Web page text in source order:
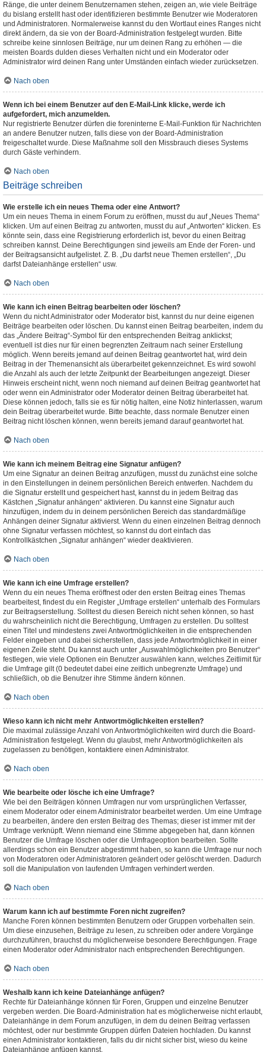
Ränge, die unter deinem Benutzernamen stehen, zeigen an, wie viele Beiträge
du bislang erstellt hast oder identifizieren bestimmte Benutzer wie Moderatoren
und Administratoren. Normalerweise kannst du den Wortlaut eines Ranges nicht
direkt ändern, da sie von der Board-Administration festgelegt wurden. Bitte
schreibe keine sinnlosen Beiträge, nur um deinen Rang zu erhöhen — die
meisten Boards dulden dieses Verhalten nicht und ein Moderator oder
Administrator wird deinen Rang unter Umständen einfach wieder zurücksetzen.
Nach oben
Wenn ich bei einem Benutzer auf den E-Mail-Link klicke, werde ich
aufgefordert, mich anzumelden.
Nur registrierte Benutzer dürfen die foreninterne E-Mail-Funktion für Nachrichten
an andere Benutzer nutzen, falls diese von der Board-Administration
freigeschaltet wurde. Diese Maßnahme soll den Missbrauch dieses Systems
durch Gäste verhindern.
Nach oben
Beiträge schreiben
Wie erstelle ich ein neues Thema oder eine Antwort?
Um ein neues Thema in einem Forum zu eröffnen, musst du auf „Neues Thema“
klicken. Um auf einen Beitrag zu antworten, musst du auf „Antworten“ klicken. Es
könnte sein, dass eine Registrierung erforderlich ist, bevor du einen Beitrag
schreiben kannst. Deine Berechtigungen sind jeweils am Ende der Foren- und
der Beitragsansicht aufgelistet. Z. B. „Du darfst neue Themen erstellen“, „Du
darfst Dateianhänge erstellen“ usw.
Nach oben
Wie kann ich einen Beitrag bearbeiten oder löschen?
Wenn du nicht Administrator oder Moderator bist, kannst du nur deine eigenen
Beiträge bearbeiten oder löschen. Du kannst einen Beitrag bearbeiten, indem du
das „Ändere Beitrag“-Symbol für den entsprechenden Beitrag anklickst;
eventuell ist dies nur für einen begrenzten Zeitraum nach seiner Erstellung
möglich. Wenn bereits jemand auf deinen Beitrag geantwortet hat, wird dein
Beitrag in der Themenansicht als überarbeitet gekennzeichnet. Es wird sowohl
die Anzahl als auch der letzte Zeitpunkt der Bearbeitungen angezeigt. Dieser
Hinweis erscheint nicht, wenn noch niemand auf deinen Beitrag geantwortet hat
oder wenn ein Administrator oder Moderator deinen Beitrag überarbeitet hat.
Diese können jedoch, falls sie es für nötig halten, eine Notiz hinterlassen, warum
dein Beitrag überarbeitet wurde. Bitte beachte, dass normale Benutzer einen
Beitrag nicht löschen können, wenn bereits jemand darauf geantwortet hat.
Nach oben
Wie kann ich meinem Beitrag eine Signatur anfügen?
Um eine Signatur an deinen Beitrag anzufügen, musst du zunächst eine solche
in den Einstellungen in deinem persönlichen Bereich entwerfen. Nachdem du
die Signatur erstellt und gespeichert hast, kannst du in jedem Beitrag das
Kästchen „Signatur anhängen“ aktivieren. Du kannst eine Signatur auch
hinzufügen, indem du in deinem persönlichen Bereich das standardmäßige
Anhängen deiner Signatur aktivierst. Wenn du einen einzelnen Beitrag dennoch
ohne Signatur verfassen möchtest, so kannst du dort einfach das
Kontrollkästchen „Signatur anhängen“ wieder deaktivieren.
Nach oben
Wie kann ich eine Umfrage erstellen?
Wenn du ein neues Thema eröffnest oder den ersten Beitrag eines Themas
bearbeitest, findest du ein Register „Umfrage erstellen“ unterhalb des Formulars
zur Beitragserstellung. Solltest du diesen Bereich nicht sehen können, so hast
du wahrscheinlich nicht die Berechtigung, Umfragen zu erstellen. Du solltest
einen Titel und mindestens zwei Antwortmöglichkeiten in die entsprechenden
Felder eingeben und dabei sicherstellen, dass jede Antwortmöglichkeit in einer
eigenen Zeile steht. Du kannst auch unter „Auswahlmöglichkeiten pro Benutzer“
festlegen, wie viele Optionen ein Benutzer auswählen kann, welches Zeitlimit für
die Umfrage gilt (0 bedeutet dabei eine zeitlich unbegrenzte Umfrage) und
schließlich, ob die Benutzer ihre Stimme ändern können.
Nach oben
Wieso kann ich nicht mehr Antwortmöglichkeiten erstellen?
Die maximal zulässige Anzahl von Antwortmöglichkeiten wird durch die Board-
Administration festgelegt. Wenn du glaubst, mehr Antwortmöglichkeiten als
zugelassen zu benötigen, kontaktiere einen Administrator.
Nach oben
Wie bearbeite oder lösche ich eine Umfrage?
Wie bei den Beiträgen können Umfragen nur vom ursprünglichen Verfasser,
einem Moderator oder einem Administrator bearbeitet werden. Um eine Umfrage
zu bearbeiten, ändere den ersten Beitrag des Themas; dieser ist immer mit der
Umfrage verknüpft. Wenn niemand eine Stimme abgegeben hat, dann können
Benutzer die Umfrage löschen oder die Umfrageoption bearbeiten. Sollte
allerdings schon ein Benutzer abgestimmt haben, so kann die Umfrage nur noch
von Moderatoren oder Administratoren geändert oder gelöscht werden. Dadurch
soll die Manipulation von laufenden Umfragen verhindert werden.
Nach oben
Warum kann ich auf bestimmte Foren nicht zugreifen?
Manche Foren können bestimmten Benutzern oder Gruppen vorbehalten sein.
Um diese einzusehen, Beiträge zu lesen, zu schreiben oder andere Vorgänge
durchzuführen, brauchst du möglicherweise besondere Berechtigungen. Frage
einen Moderator oder Administrator nach entsprechenden Berechtigungen.
Nach oben
Weshalb kann ich keine Dateianhänge anfügen?
Rechte für Dateianhänge können für Foren, Gruppen und einzelne Benutzer
vergeben werden. Die Board-Administration hat es möglicherweise nicht erlaubt,
Dateianhänge in dem Forum anzufügen, in dem du deinen Beitrag verfassen
möchtest, oder nur bestimmte Gruppen dürfen Dateien hochladen. Du kannst
einen Administrator kontaktieren, falls du dir nicht sicher bist, wieso du keine
Dateianhänge anfügen kannst.